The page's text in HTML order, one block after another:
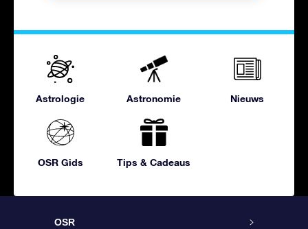
Astrologie Astronomie Nieuws
OSR Gids Tips & Cadeaus
OSR